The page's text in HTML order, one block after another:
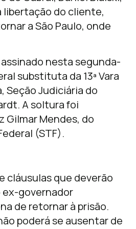
libertação do cliente,
a São Paulo, onde
nesta segunda-
substituta da 13ª Vara
Seção Judiciária do
A soltura foi
Gilmar Mendes, do
(STF).
cláusulas que deverão
ex-governador
de retornar à prisão.
poderá se ausentar de